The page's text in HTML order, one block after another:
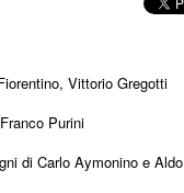
Vittorio Gregotti
Purini
di Carlo Aymonino e Aldo